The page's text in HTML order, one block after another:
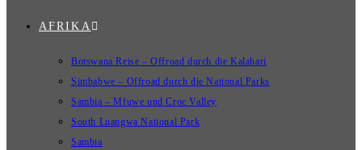
AFRIKA
Botswana Reise – Offroad durch die Kalahari
Simbabwe – Offroad durch die National Parks
Sambia – Mfuwe und Croc Valley
South Luangwa National Park
Sambia